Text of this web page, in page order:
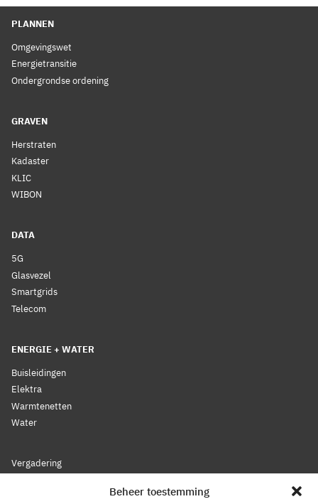
Beheer toestemming
PLANNEN
Omgevingswet
Energietransitie
Ondergrondse ordening
GRAVEN
Herstraten
Kadaster
KLIC
WIBON
DATA
5G
Glasvezel
Smartgrids
Telecom
ENERGIE + WATER
Buisleidingen
Elektra
Warmtenetten
Water
Vergadering